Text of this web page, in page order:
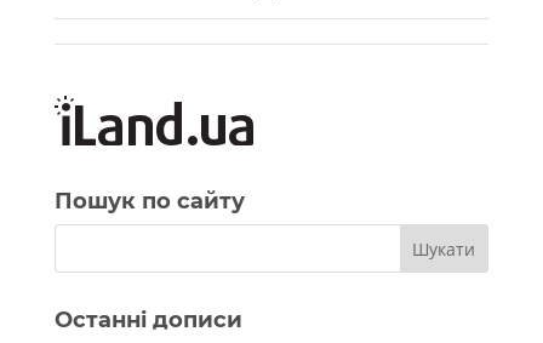
Пошук по сайту
Останні дописи